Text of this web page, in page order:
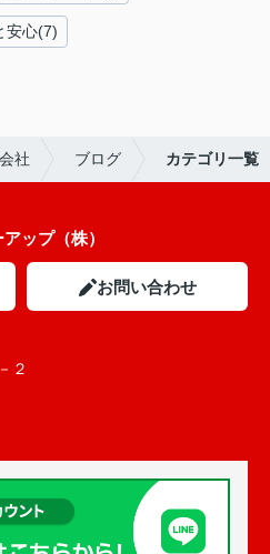
安心(7)
社 ブログ カテゴリ一覧
ップ（株）
お問い合わせ
２